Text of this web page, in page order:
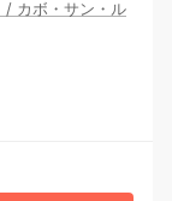
/ カボ・サン・ル